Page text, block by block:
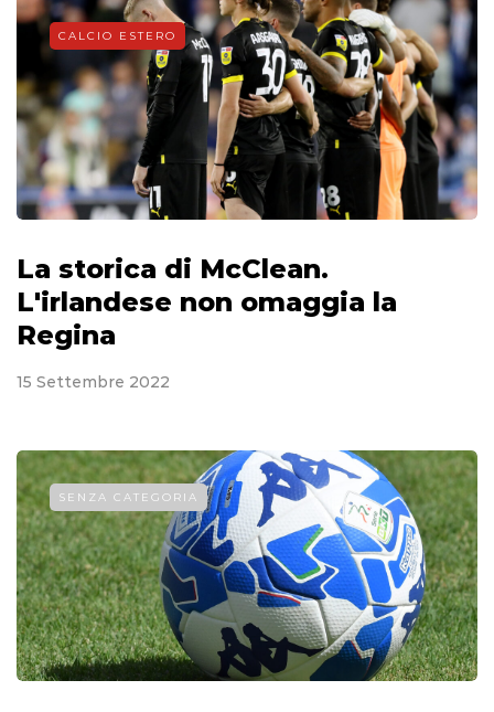
CALCIO ESTERO
La storica di McClean.
L'irlandese non omaggia la
Regina
15 Settembre 2022
SENZA CATEGORIA